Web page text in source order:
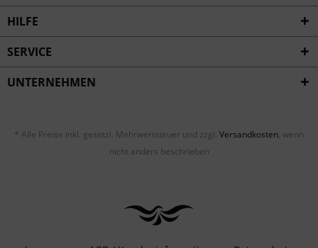
HILFE
SERVICE
UNTERNEHMEN
* Alle Preise inkl. gesetzl. Mehrwertsteuer und zzgl. Versandkosten, wenn
nicht anders beschrieben